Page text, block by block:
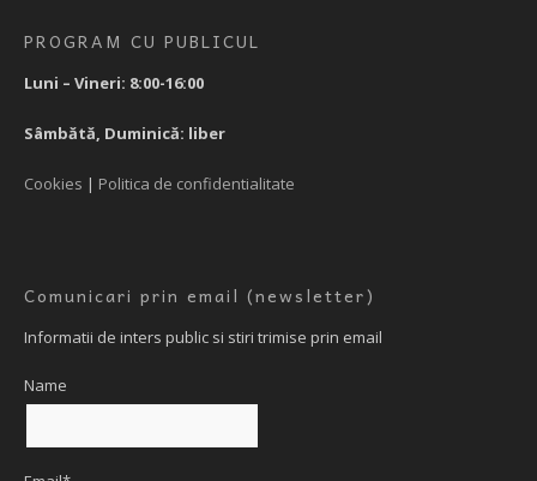
PROGRAM CU PUBLICUL
Luni – Vineri: 8:00-16:00
Sâmbătă, Duminică: liber
Cookies | Politica de confidentialitate
Comunicari prin email (newsletter)
Informatii de inters public si stiri trimise prin email
Name